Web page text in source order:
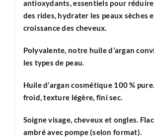
antioxydants, essentiels pour réduire
des rides, hydrater les peaux sèches
croissance des cheveux.
Polyvalente, notre huile d’argan
les types de peau.
Huile d’argan cosmétique 100 % pure.
froid, texture légère, finisec.
Soignevisage, cheveux et ongles.
ambréavec pompe(selon format).